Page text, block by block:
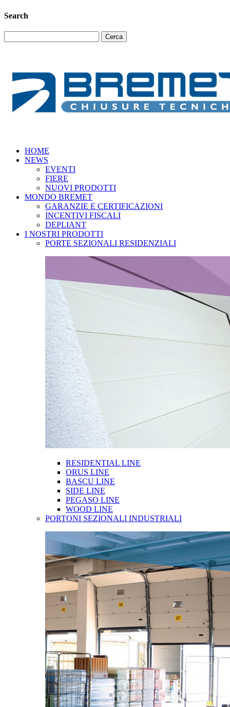
Search
per:
HOME
NEWS
EVENTI
FIERE
NUOVI PRODOTTI
MONDO BREMET
GARANZIE E CERTIFICAZIONI
INCENTIVI FISCALI
DEPLIANT
I NOSTRI PRODOTTI
PORTE SEZIONALI RESIDENZIALI
RESIDENTIAL LINE
ORUS LINE
BASCU LINE
SIDE LINE
PEGASO LINE
WOOD LINE
PORTONI SEZIONALI INDUSTRIALI